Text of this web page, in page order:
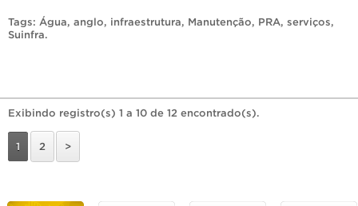
Tags: Água, anglo, infraestrutura, Manutenção, PRA, serviços,
Suinfra.
Exibindo registro(s) 1 a 10 de 12 encontrado(s).
1 2 >